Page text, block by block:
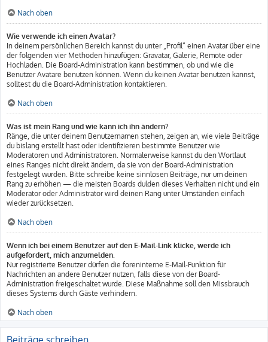
Nach oben
Wie verwende ich einen Avatar?
In deinem persönlichen Bereich kannst du unter „Profil“ einen Avatar über eine
der folgenden vier Methoden hinzufügen: Gravatar, Galerie, Remote oder
Hochladen. Die Board-Administration kann bestimmen, ob und wie die
Benutzer Avatare benutzen können. Wenn du keinen Avatar benutzen kannst,
solltest du die Board-Administration kontaktieren.
Nach oben
Was ist mein Rang und wie kann ich ihn ändern?
Ränge, die unter deinem Benutzernamen stehen, zeigen an, wie viele Beiträge
du bislang erstellt hast oder identifizieren bestimmte Benutzer wie
Moderatoren und Administratoren. Normalerweise kannst du den Wortlaut
eines Ranges nicht direkt ändern, da sie von der Board-Administration
festgelegt wurden. Bitte schreibe keine sinnlosen Beiträge, nur um deinen
Rang zu erhöhen — die meisten Boards dulden dieses Verhalten nicht und ein
Moderator oder Administrator wird deinen Rang unter Umständen einfach
wieder zurücksetzen.
Nach oben
Wenn ich bei einem Benutzer auf den E-Mail-Link klicke, werde ich
aufgefordert, mich anzumelden.
Nur registrierte Benutzer dürfen die foreninterne E-Mail-Funktion für
Nachrichten an andere Benutzer nutzen, falls diese von der Board-
Administration freigeschaltet wurde. Diese Maßnahme soll den Missbrauch
dieses Systems durch Gäste verhindern.
Nach oben
Beiträge schreiben